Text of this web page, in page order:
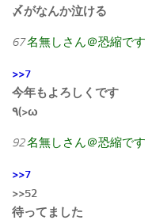
〆がなんか泣ける
67名無しさん＠恐縮です
>>7
今年もよろしくです
٩(>ω
92名無しさん＠恐縮です
>>7
>>52
待ってました